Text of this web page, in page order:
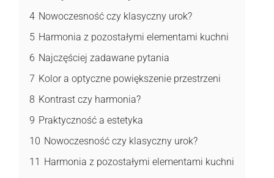
4 Nowoczesność czy klasyczny urok?
5 Harmonia z pozostałymi elementami kuchni
6 Najczęściej zadawane pytania
7 Kolor a optyczne powiększenie przestrzeni
8 Kontrast czy harmonia?
9 Praktyczność a estetyka
10 Nowoczesność czy klasyczny urok?
11 Harmonia z pozostałymi elementami kuchni